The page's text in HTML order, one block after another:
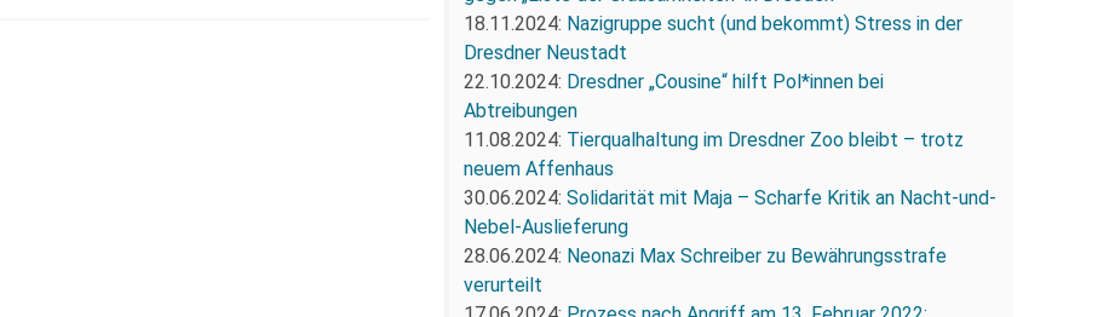
18.11.2024: Nazigruppe sucht (und bekommt) Stress in der
Dresdner Neustadt
22.10.2024: Dresdner „Cousine“ hilft Pol*innen bei
Abtreibungen
11.08.2024: Tierqualhaltung im Dresdner Zoo bleibt – trotz
neuem Affenhaus
30.06.2024: Solidarität mit Maja – Scharfe Kritik an Nacht-und-
Nebel-Auslieferung
28.06.2024: Neonazi Max Schreiber zu Bewährungsstrafe
verurteilt